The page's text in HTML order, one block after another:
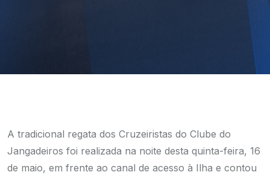
A tradicional regata dos Cruzeiristas do Clube do
Jangadeiros foi realizada na noite desta quinta-feira, 16
de maio, em frente ao canal de acesso à Ilha e contou